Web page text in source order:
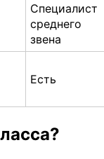
Специалист
среднего
звена
Есть